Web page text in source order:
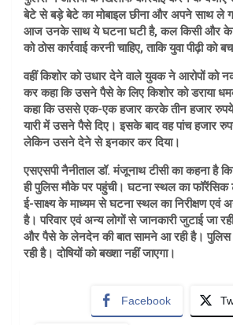
बेटे से बड़े बेटे का मोबाइल छीना और अपने साथ ले
आज उनके साथ ये घटना घटी है, कल किसी और के
को ठोस कार्रवाई करनी चाहिए, ताकि युवा पीढ़ी को
वहीं किशोर को उधार देने वाले युवक ने आरोपों को
कर कहा कि उसने पैसे के लिए किशोर को डराया
कहा कि उससे एक-एक हजार करके तीन हजार रुपये
यारी में उसने पैसे दिए। इसके बाद वह पांच हजार
लेकिन उसने देने से इनकार कर दिया।
एसएसपी नैनीताल डॉ. मंजूनाथ टीसी का कहना है
ही पुलिस मौके पर पहुंची। घटना स्थल का फॉरेंसिक
ई-साक्ष्य के माध्यम से घटना स्थल का निरीक्षण एवं
है। परिवार एवं अन्य लोगों से जानकारी जुटाई जा
और पैसे के लेनदेन की बात सामने आ रही है। पुलिस
रही है। दोषियों को बख्शा नहीं जाएगा।
Facebook